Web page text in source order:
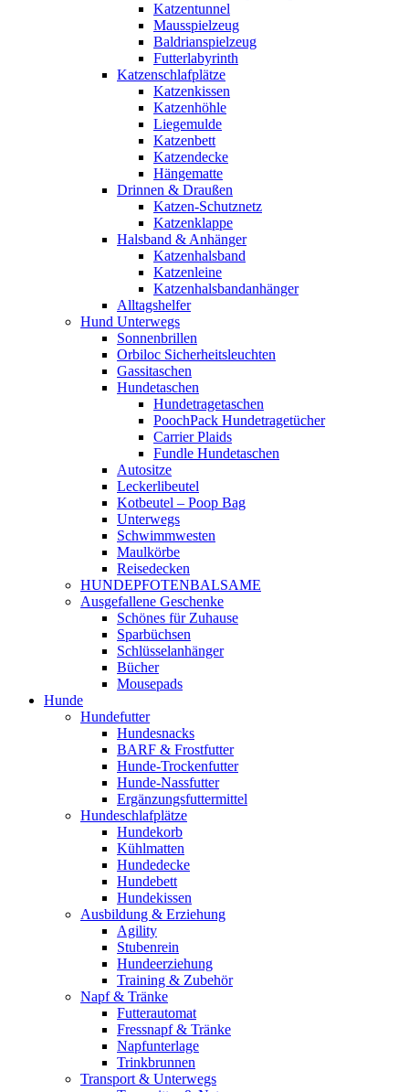
Katzentunnel
Mausspielzeug
Baldrianspielzeug
Futterlabyrinth
Katzenschlafplätze
Katzenkissen
Katzenhöhle
Liegemulde
Katzenbett
Katzendecke
Hängematte
Drinnen & Draußen
Katzen-Schutznetz
Katzenklappe
Halsband & Anhänger
Katzenhalsband
Katzenleine
Katzenhalsbandanhänger
Alltagshelfer
Hund Unterwegs
Sonnenbrillen
Orbiloc Sicherheitsleuchten
Gassitaschen
Hundetaschen
Hundetragetaschen
PoochPack Hundetragetücher
Carrier Plaids
Fundle Hundetaschen
Autositze
Leckerlibeutel
Kotbeutel – Poop Bag
Unterwegs
Schwimmwesten
Maulkörbe
Reisedecken
HUNDEPFOTENBALSAME
Ausgefallene Geschenke
Schönes für Zuhause
Sparbüchsen
Schlüsselanhänger
Bücher
Mousepads
Hunde
Hundefutter
Hundesnacks
BARF & Frostfutter
Hunde-Trockenfutter
Hunde-Nassfutter
Ergänzungsfuttermittel
Hundeschlafplätze
Hundekorb
Kühlmatten
Hundedecke
Hundebett
Hundekissen
Ausbildung & Erziehung
Agility
Stubenrein
Hundeerziehung
Training & Zubehör
Napf & Tränke
Futterautomat
Fressnapf & Tränke
Napfunterlage
Trinkbrunnen
Transport & Unterwegs